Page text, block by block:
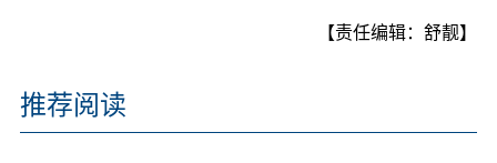
【责任编辑：舒靓】
推荐阅读